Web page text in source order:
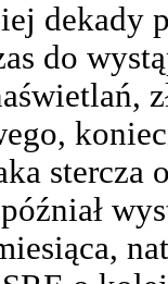
dekady
do
stercza